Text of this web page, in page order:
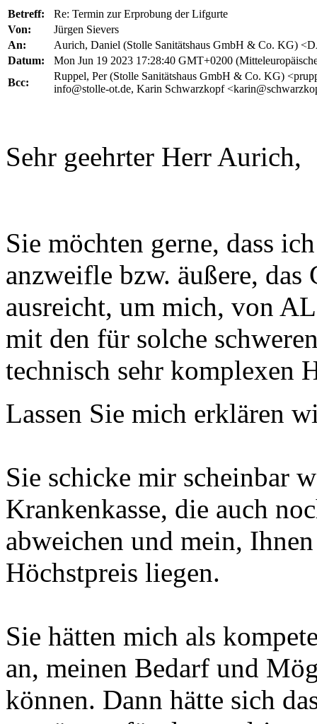
Betreff:
Re: Termin zur Erprobung der Lifgurte
Von:
Jürgen Sievers
An:
Aurich, Daniel (Stolle Sanitätshaus GmbH & Co. KG)
Datum:
Mon Jun 19 2023 17:28:40 GMT+0200
Bcc:
Ruppel, Per (Stolle Sanitätshaus GmbH & Co. KG)
info@stolle-ot.de, Karin Schwarzkopf
Sehr geehrter Herr Aurich,
Sie möchten gerne, dass
anzweifle bzw. äußere,
ausreicht, um mich, von
mit den für solche
technisch sehr komplexen
Lassen Sie mich erklären
Sie schicke mir scheinbar
Krankenkasse, die auch
abweichen und mein,
Höchstpreis liegen.
Sie hätten mich als
an, meinen Bedarf und
können. Dann hätte sich